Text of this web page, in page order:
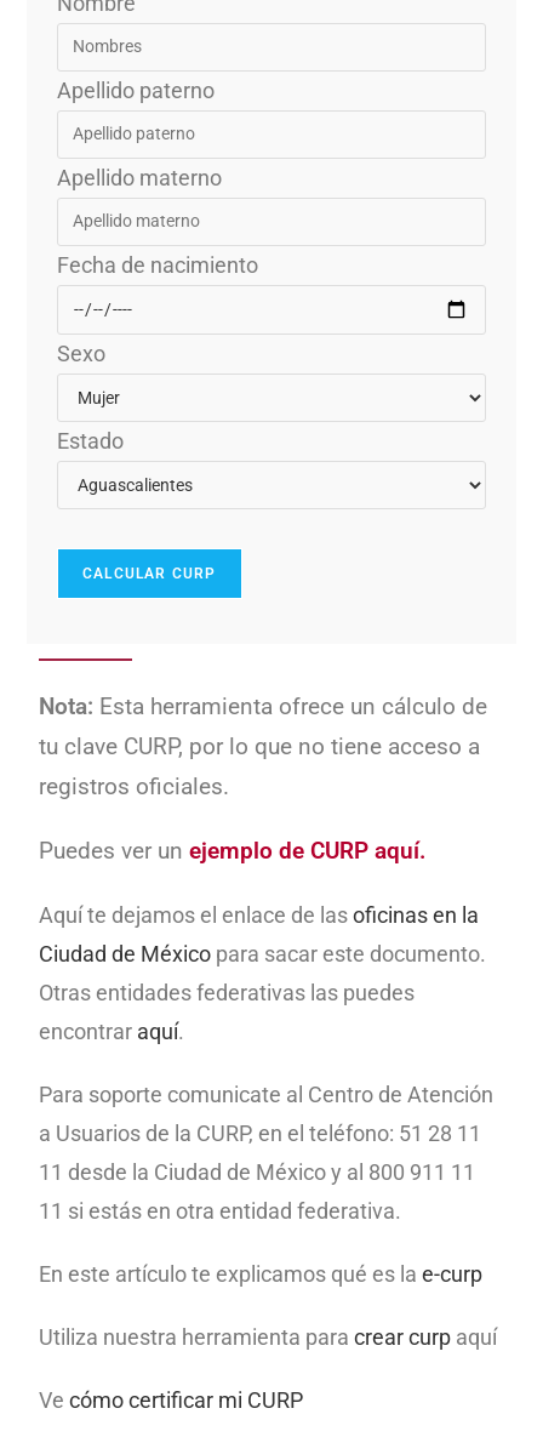
Apellido paterno
Apellido materno
Fecha de nacimiento
Sexo
Estado
Nota: Esta herramienta ofrece un cálculo de
tu clave CURP, por lo que no tiene acceso a
registros oficiales.
Puedes ver unejemplo de CURP aquí.
Aquí te dejamos el enlace de lasoficinas en la
Ciudad de México para sacar este documento.
Otras entidades federativas las puedes
encontrar aquí.
Para soporte comunicate al Centro de Atención
a Usuarios de la CURP, en el teléfono: 51 28 11
11 desde la Ciudad de México y al 800 911 11
11 si estás en otra entidad federativa.
En este artículo te explicamos qué es lae-curp
Utiliza nuestra herramienta paracrear curp aquí
Vecómo certificar mi CURP